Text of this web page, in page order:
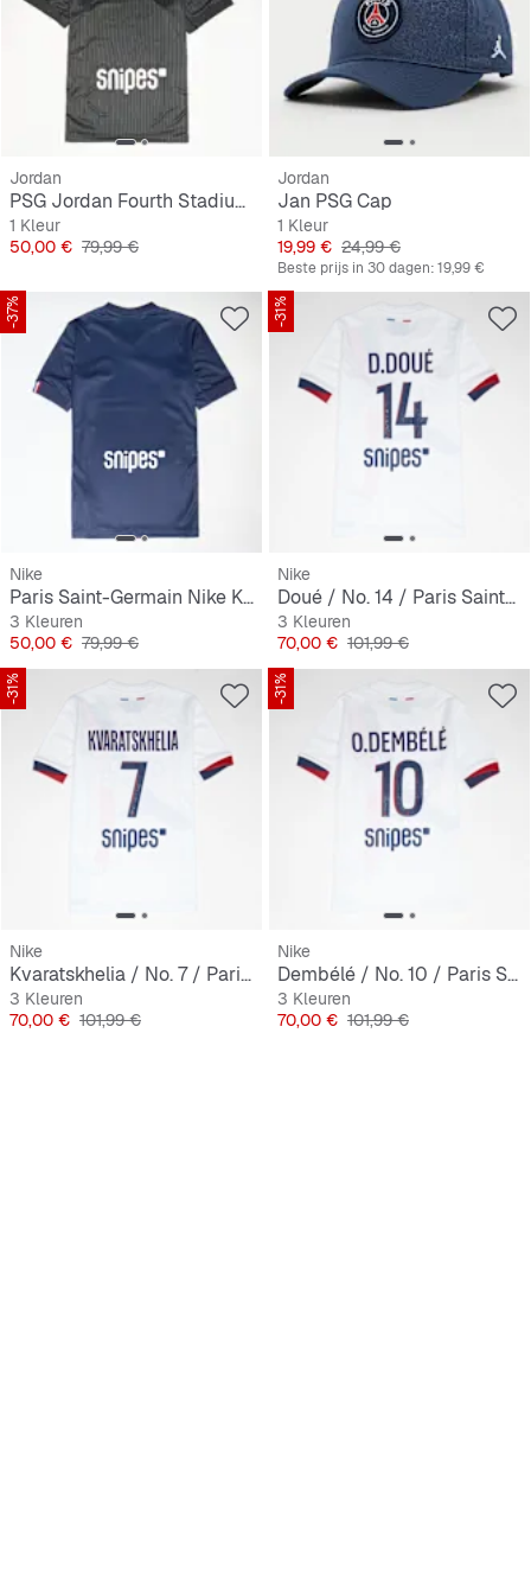
Jordan
PSG Jordan Fourth Stadium 2025/26
1 Kleur
Prijs
50,00 € Originele Prijs
79,99 €
Jordan
Jan PSG Cap
1 Kleur
Prijs
19,99 € Originele Prijs
24,99 €
Beste prijs in 30 dagen:19,99 €
-37%
Nike
Paris Saint-Germain Nike Kids Home Stadium 2025/26
3 Kleuren
Prijs
50,00 € Originele Prijs
79,99 €
-31%
Nike
Doué / No. 14 / Paris Saint-Germain Nike Kids Away Stadium 2024/25
3 Kleuren
Prijs
70,00 € Originele Prijs
101,99 €
-31%
Nike
Kvaratskhelia / No. 7 / Paris Saint-Germain Nike Kids Away Stadium 2024/25
3 Kleuren
Prijs
70,00 € Originele Prijs
101,99 €
-31%
Nike
Dembélé / No. 10 / Paris Saint-Germain Nike Kids Away Stadium 2024/25
3 Kleuren
Prijs
70,00 € Originele Prijs
101,99 €